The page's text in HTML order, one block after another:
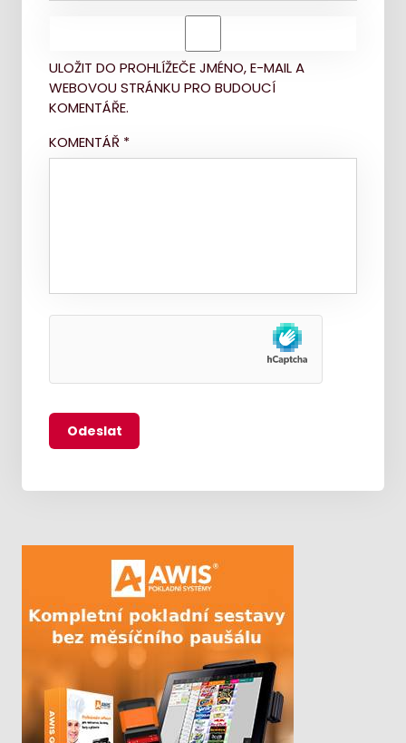
ULOŽIT DO PROHLÍŽEČE JMÉNO, E-MAIL A
WEBOVOU STRÁNKU PRO BUDOUCÍ
KOMENTÁŘE.
KOMENTÁŘ *